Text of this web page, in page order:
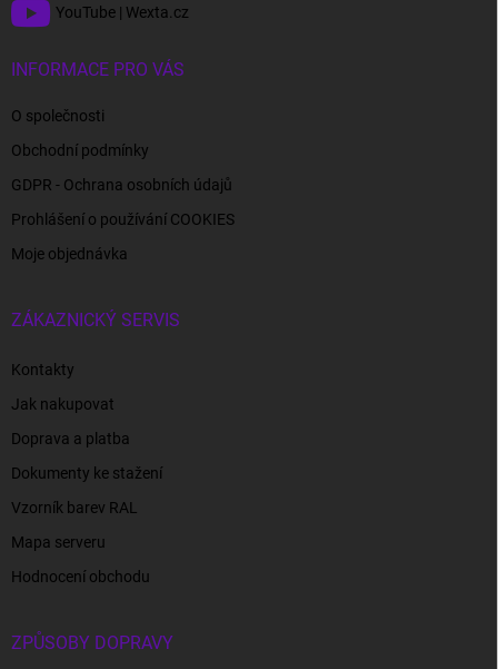
YouTube | Wexta.cz
INFORMACE PRO VÁS
O společnosti
Obchodní podmínky
GDPR - Ochrana osobních údajů
Prohlášení o používání COOKIES
Moje objednávka
ZÁKAZNICKÝ SERVIS
Kontakty
Jak nakupovat
Doprava a platba
Dokumenty ke stažení
Vzorník barev RAL
Mapa serveru
Hodnocení obchodu
ZPŮSOBY DOPRAVY